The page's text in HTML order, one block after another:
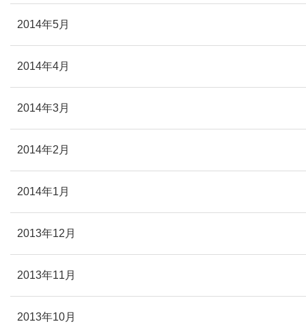
2014年5月
2014年4月
2014年3月
2014年2月
2014年1月
2013年12月
2013年11月
2013年10月